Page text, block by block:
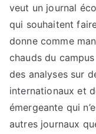
veut un journal
qui souhaitent
donne comme
chauds du
des analyses sur
internationaux et
émergeante qui
autres journaux